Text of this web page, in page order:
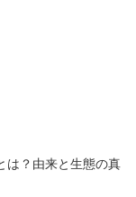
は？由来と生態の真